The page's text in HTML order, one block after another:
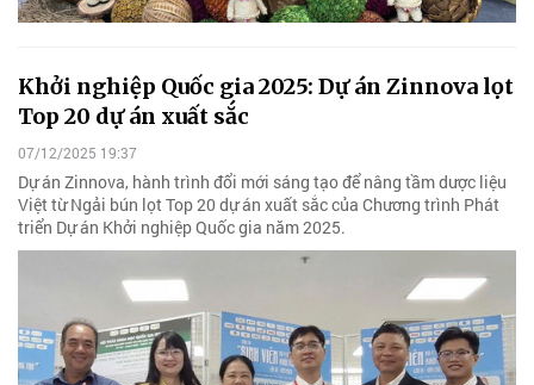
Khởi nghiệp Quốc gia 2025: Dự án Zinnova lọt
Top 20 dự án xuất sắc
07/12/2025 19:37
Dự án Zinnova, hành trình đổi mới sáng tạo để nâng tầm dược liệu
Việt từ Ngải bún lọt Top 20 dự án xuất sắc của Chương trình Phát
triển Dự án Khởi nghiệp Quốc gia năm 2025.